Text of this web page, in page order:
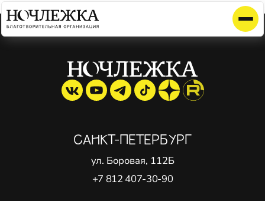
Элемент не найден!
САНКТ-ПЕТЕРБУРГ
ул. Боровая, 112Б
+7 812 407-30-90